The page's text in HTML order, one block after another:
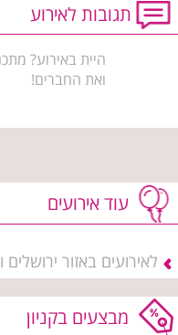
תגובות לאירוע
היית באירוע?
ואת החברים!
עוד אירועים
לאירועים באזור
מבצעים בקניון